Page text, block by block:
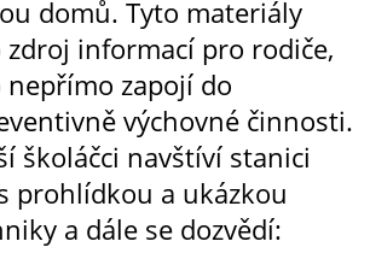
domů. Tyto materiály
informací pro rodiče,
zapojí do
výchovné činnosti.
školáčci navštíví stanici
prohlídkou a ukázkou
a dále se dozvědí: